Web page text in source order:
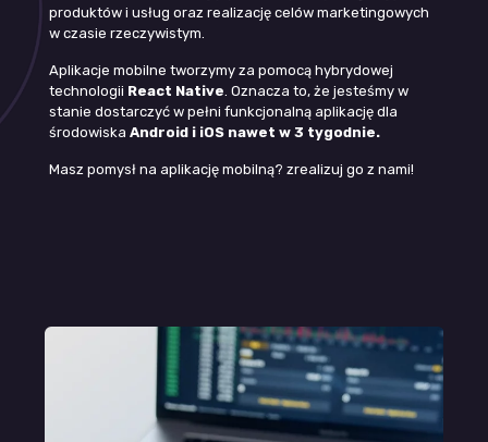
produktów i usług oraz realizację celów marketingowych
w czasie rzeczywistym.
Aplikacje mobilne tworzymy za pomocą hybrydowej
technologii React Native. Oznacza to, że jesteśmy w
stanie dostarczyć w pełni funkcjonalną aplikację dla
środowiska Android i iOS nawet w 3 tygodnie.
Masz pomysł na aplikację mobilną? zrealizuj go z nami!